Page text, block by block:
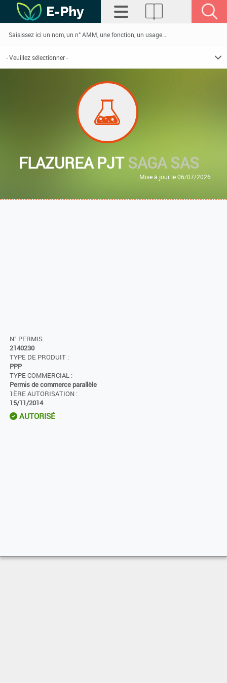
FLAZUREA PJTSAGA SAS
Mise à jour le 06/07/2026
N° PERMIS
2140230
TYPE DE PRODUIT :
PPP
TYPE COMMERCIAL :
Permis de commerce parallèle
1ÈRE AUTORISATION :
15/11/2014
AUTORISÉ